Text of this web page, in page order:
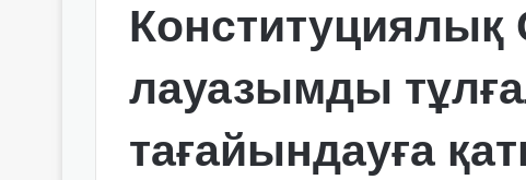
Конституциялық
лауазымды
тағайындауға